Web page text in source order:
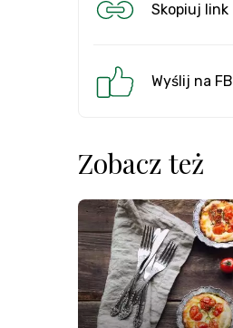
Skopiuj link
Wyślij na FB
Zobacz też